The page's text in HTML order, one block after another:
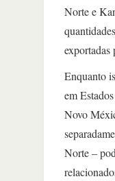
Norte e
exportadas
Enquanto
em
Novo
Norte –